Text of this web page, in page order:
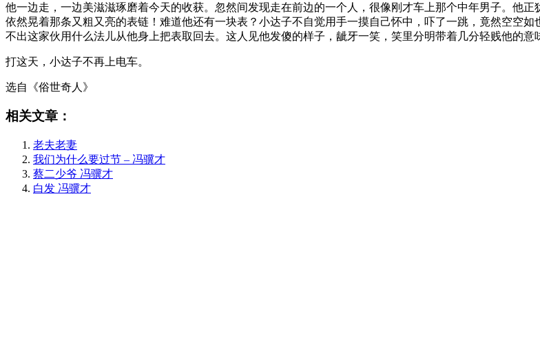
他一边走，一边美滋滋琢磨着今天的收获。忽然间发现走在前边的一个人，很像刚才车上那个中年男子。他
依然晃着那条又粗又亮的表链！难道他还有一块表？小达子不自觉用手一摸自己怀中，吓了一跳，竟然空空
不出这家伙用什么法儿从他身上把表取回去。这人见他发傻的样子，龇牙一笑，笑里分明带着几分轻贱他的意
打这天，小达子不再上电车。
选自《俗世奇人》
相关文章：
老夫老妻
我们为什么要过节 – 冯骥才
蔡二少爷 冯骥才
白发 冯骥才